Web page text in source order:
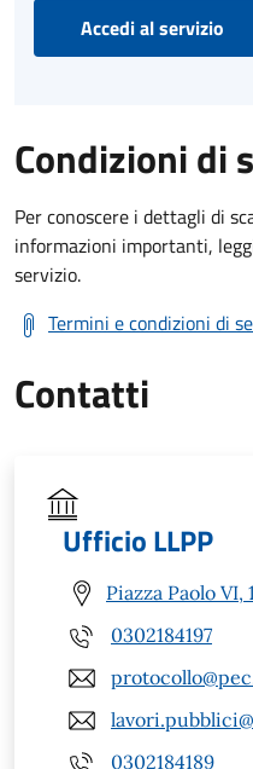
Accedi al servizio
Condizioni di
Per conoscere i dettagli di
informazioni importanti,
servizio.
Termini e condizioni di
Contatti
Ufficio LLPP
Piazza Paolo VI,
0302184197
0302184189